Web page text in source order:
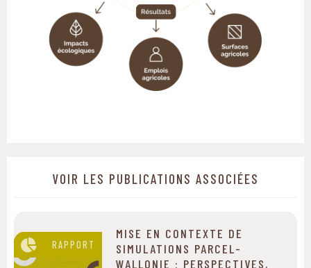
VOIR LES PUBLICATIONS ASSOCIÉES
RAPPORT
MISE EN CONTEXTE DE
SIMULATIONS PARCEL-
WALLONIE : PERSPECTIVES,